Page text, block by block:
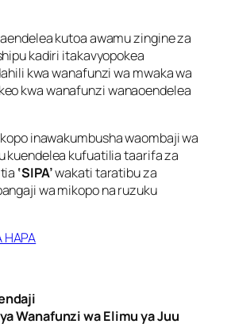
kutoa awamu zingine za
kadiri itakavyopokea
kwa wanafunzi wa mwaka wa
kwa wanafunzi wanaoendelea
inawakumbusha waombaji wa
kuendelea kufuatilia taarifa za
‘SIPA’wakati taratibu za
wa mikopo na ruzuku
Wanafunzi wa Elimu ya Juu